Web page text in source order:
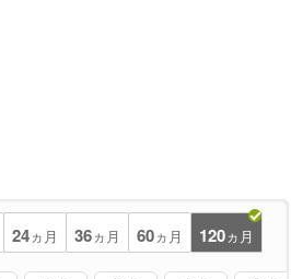
24ヵ月 36ヵ月 60ヵ月 120ヵ月